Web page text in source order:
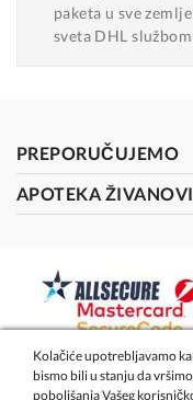
paketa u sve zemlje
sveta DHL službom
PREPORUČUJEMO
APOTEKA
2026 -
Kolačiće upotrebljavamo
bismo bili u stanju da
poboljšanja Vašeg